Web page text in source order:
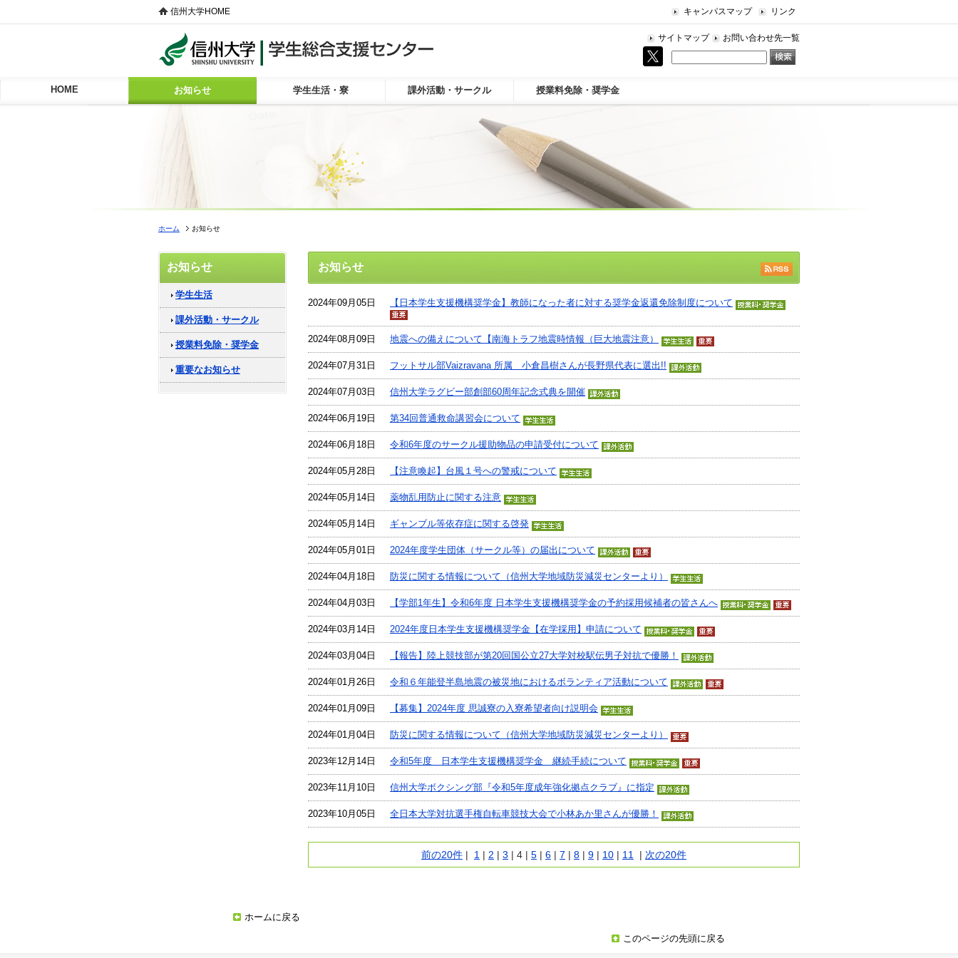
信州大学HOME キャンパスマップ リンク
サイトマップ お問い合わせ先一覧
HOME お知らせ 学生生活・寮 課外活動・サークル 授業料免除・奨学金
ホーム お知らせ
お知らせ
RSS
2024年09月05日 【日本学生支援機構奨学金】教師になった者に対する奨学金返還免除制度について
2024年08月09日 地震への備えについて【南海トラフ地震時情報（巨大地震注意）
2024年07月31日 フットサル部Vaizravana 所属 小倉昌樹さんが長野県代表に選出!!
2024年07月03日 信州大学ラグビー部創部60周年記念式典を開催
2024年06月19日 第34回普通救命講習会について
2024年06月18日 令和6年度のサークル援助物品の申請受付について
2024年05月28日 【注意喚起】台風１号への警戒について
2024年05月14日 薬物乱用防止に関する注意
2024年05月14日 ギャンブル等依存症に関する啓発
2024年05月01日 2024年度学生団体（サークル等）の届出について
2024年04月18日 防災に関する情報について（信州大学地域防災減災センターより）
2024年04月03日 【学部1年生】令和6年度 日本学生支援機構奨学金の予約採用候補者の皆さんへ
2024年03月14日 2024年度日本学生支援機構奨学金【在学採用】申請について
2024年03月04日 【報告】陸上競技部が第20回国公立27大学対校駅伝男子対抗で優勝！
2024年01月26日 令和６年能登半島地震の被災地におけるボランティア活動について
2024年01月09日 【募集】2024年度 思誠寮の入寮希望者向け説明会
2024年01月04日 防災に関する情報について（信州大学地域防災減災センターより）
2023年12月14日 令和5年度 日本学生支援機構奨学金 継続手続について
2023年11月10日 信州大学ボクシング部『令和5年度成年強化拠点クラブ』に指定
2023年10月05日 全日本大学対抗選手権自転車競技大会で小林あか里さんが優勝！
前の20件 | 1 | 2 | 3 | 4 | 5 | 6 | 7 | 8 | 9 | 10 | 11 | 次の20件
お知らせ
学生生活
課外活動・サークル
授業料免除・奨学金
重要なお知らせ
ホームに戻る
このページの先頭に戻る